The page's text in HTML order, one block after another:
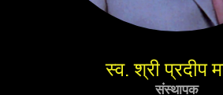
स्व. श्री प्रदीप
संस्थापक